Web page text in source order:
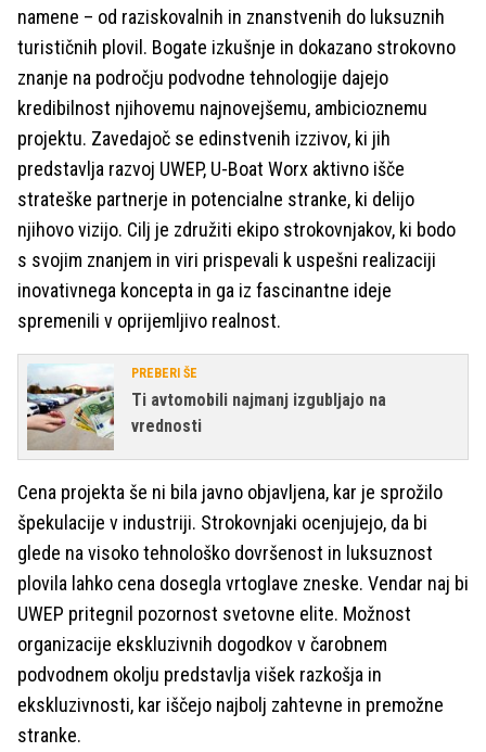
namene – od raziskovalnih in znanstvenih do luksuznih
turističnih plovil. Bogate izkušnje in dokazano strokovno
znanje na področju podvodne tehnologije dajejo
kredibilnost njihovemu najnovejšemu, ambicioznemu
projektu. Zavedajoč se edinstvenih izzivov, ki jih
predstavlja razvoj UWEP, U-Boat Worx aktivno išče
strateške partnerje in potencialne stranke, ki delijo
njihovo vizijo. Cilj je združiti ekipo strokovnjakov, ki bodo
s svojim znanjem in viri prispevali k uspešni realizaciji
inovativnega koncepta in ga iz fascinantne ideje
spremenili v oprijemljivo realnost.
PREBERI ŠE
Ti avtomobili najmanj izgubljajo na
vrednosti
Cena projekta še ni bila javno objavljena, kar je sprožilo
špekulacije v industriji. Strokovnjaki ocenjujejo, da bi
glede na visoko tehnološko dovršenost in luksuznost
plovila lahko cena dosegla vrtoglave zneske. Vendar naj bi
UWEP pritegnil pozornost svetovne elite. Možnost
organizacije ekskluzivnih dogodkov v čarobnem
podvodnem okolju predstavlja višek razkošja in
ekskluzivnosti, kar iščejo najbolj zahtevne in premožne
stranke.